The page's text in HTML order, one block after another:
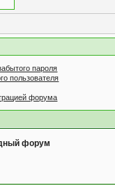
пароля
пользователя
форума
форум